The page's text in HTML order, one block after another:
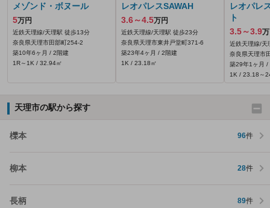
メゾンド・ボヌール
5万円
近鉄天理線/天理駅 徒歩13分
奈良県天理市田部町254‐2
築10年6ヶ月 / 2階建
1R～1K / 32.94㎡
レオパレスSAWAH
3.6～4.5万円
近鉄天理線/天理駅 徒歩23分
奈良県天理市東井戸堂町371‐6
築23年4ヶ月 / 2階建
1K / 23.18㎡
レオパレ
ト
3.5～3.9
近鉄天理線/天
奈良県天理市
築29年1ヶ月 /
1K / 23.18～
天理市の駅から探す
櫟本 96件
柳本 28件
長柄 89件